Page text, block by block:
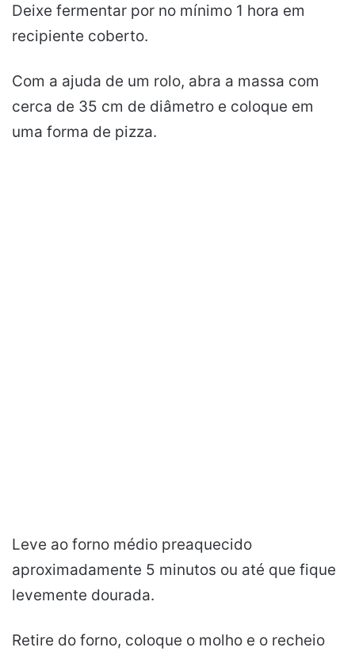
Deixe fermentar por no mínimo 1 hora em
recipiente coberto.
Com a ajuda de um rolo, abra a massa com
cerca de 35 cm de diâmetro e coloque em
uma forma de pizza.
Leve ao forno médio preaquecido
aproximadamente 5 minutos ou até que fique
levemente dourada.
Retire do forno, coloque o molho e o recheio